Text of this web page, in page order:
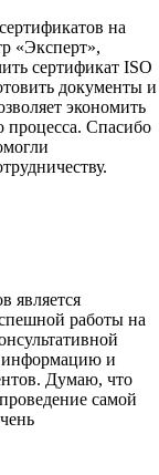
на
«Эксперт»,
сертификат ISO
документы и
экономить
процесса. Спасибо
является
работы на
и
Думаю, что
самой